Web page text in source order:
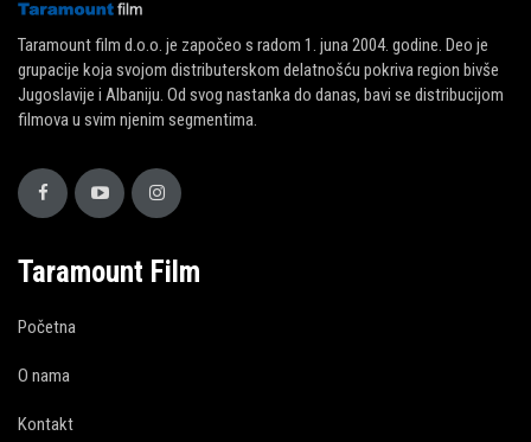
Taramount film d.o.o. je započeo s radom 1. juna 2004. godine. Deo je
grupacije koja svojom distributerskom delatnošću pokriva region bivše
Jugoslavije i Albaniju. Od svog nastanka do danas, bavi se distribucijom
filmova u svim njenim segmentima.
Taramount Film
Početna
O nama
Kontakt